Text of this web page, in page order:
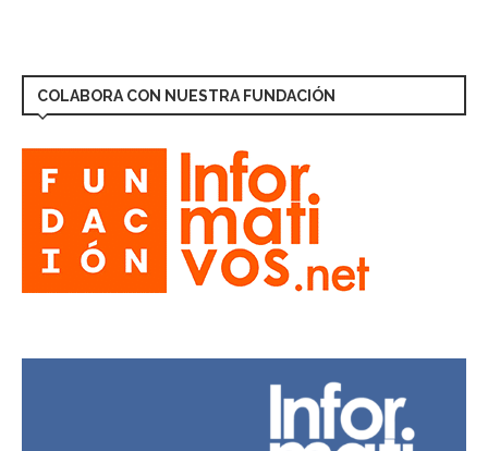
COLABORA CON NUESTRA FUNDACIÓN